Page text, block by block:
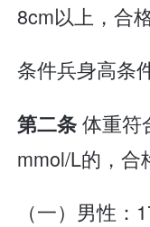
8cm以上，合格
条件兵身高条
第二条体重符
mmol/L的，合
（一）男性